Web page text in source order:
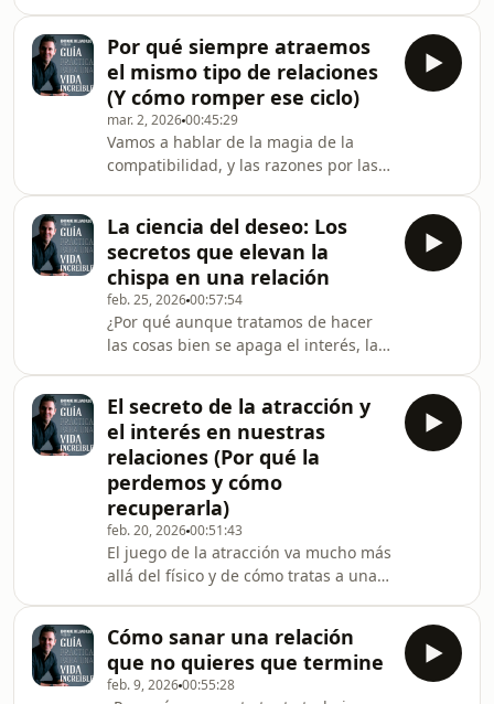
relaciones.Si
¿Por qué sucede? ¿Qué podemos
hacer para evitarla? ¿Qué dice sobre
nuestro camino como seres en
evolución?Vamos a hablar de:•⁠ ⁠Qué es
el compromiso forzado versus
compromiso natural.•⁠ ⁠La naturaleza
del ser humano y por qué sucede la
infidelidad.•⁠ ⁠Cómo trasce
Por qué siempre atraemos
el mismo tipo de relaciones
(Y cómo romper ese ciclo)
mar. 2, 202600:45:29
Vamos a hablar de la magia de la
compatibilidad, y las razones por las
aprovecharlo a tu favor)En este
episodio:•⁠ ⁠De dónde viene nuestra
compatibilidad energética y por qué
repetimos patrones.•⁠ ⁠Por qué puedes
aprovecharlo para elevar tus
relaciones.•⁠ ⁠Qué te dice tu patrón
sobre tu futuro romántico. Próximo
Taller Rompe El C
La ciencia del deseo: Los
secretos que elevan la
chispa en una relación
feb. 25, 202600:57:54
¿Por qué aunque tratamos de hacer
las cosas bien se apaga el interés, la
errores que apagan el deseo y por
qué los cometemos.•⁠ ⁠Qué son “llaves”
de pasión y cómo despiertan
interés. •⁠ ⁠Cómo ser inolvidable en
una relación.Próximo taller virtual en
vivo… Rompe El Ciclo en el Amor: 3
días para sanar tus relaciones.Únete
aquí: http
El secreto de la atracción y
el interés en nuestras
relaciones (Por qué la
perdemos y cómo
recuperarla)
feb. 20, 202600:51:43
El juego de la atracción va mucho más
allá del físico y de cómo tratas a una
explicar: El nivel trascendental de la
atracción:- Qué son atracción
hormonal, traumática y trascendental
Cómo sanar una relación
que no quieres que termine
feb. 9, 202600:55:28